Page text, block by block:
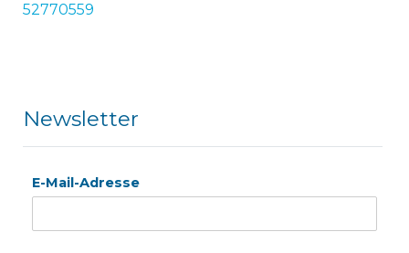
52770559
Newsletter
E-Mail-Adresse